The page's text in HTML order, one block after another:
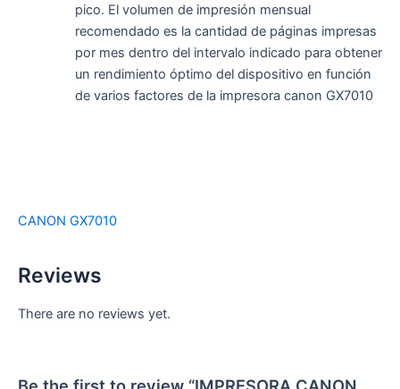
pico. El volumen de impresión mensual
recomendado es la cantidad de páginas impresas
por mes dentro del intervalo indicado para obtener
un rendimiento óptimo del dispositivo en función
de varios factores de la impresora canon GX7010
CANON GX7010
Reviews
There are no reviews yet.